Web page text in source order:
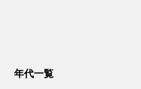
年代一覧